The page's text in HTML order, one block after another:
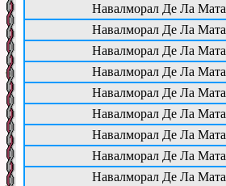
Навалморал Де Ла Мата
Навалморал Де Ла Мата
Навалморал Де Ла Мата
Навалморал Де Ла Мата
Навалморал Де Ла Мата
Навалморал Де Ла Мата
Навалморал Де Ла Мата
Навалморал Де Ла Мата
Навалморал Де Ла Мата